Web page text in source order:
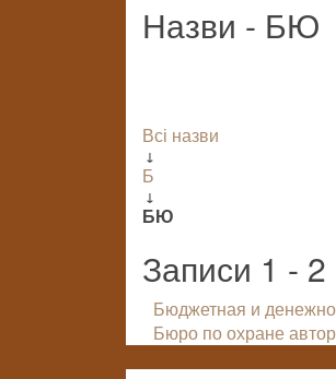
Назви - БЮ
Всі назви
↓
Б
↓
БЮ
Записи 1 -
Бюджетная и
Бюро по охране